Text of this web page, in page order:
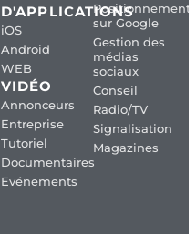
D'APPLICATIONS
iOS
Android
WEB
VIDÉO
Annonceurs
Entreprise
Tutoriel
Documentaires
Evénements
Positionnement
sur Google
Gestion des
médias
sociaux
Conseil
Radio/TV
Signalisation
Magazines